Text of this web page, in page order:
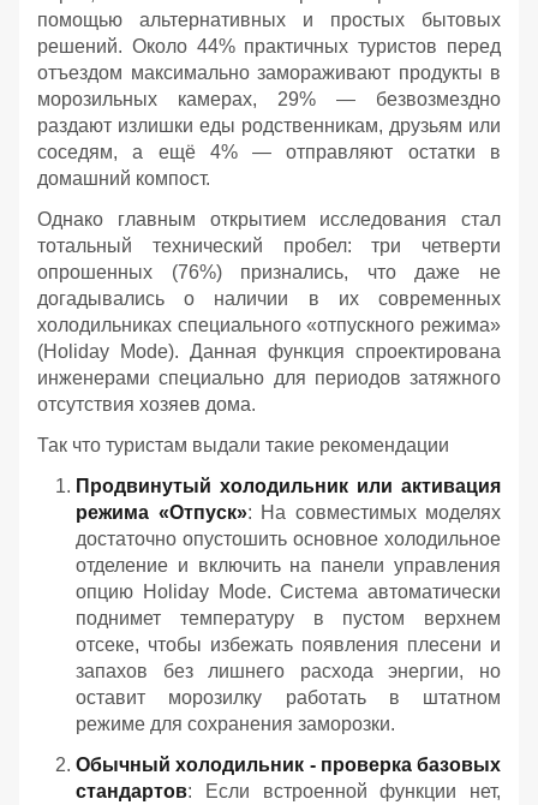
помощью альтернативных и простых бытовых
решений. Около 44% практичных туристов перед
отъездом максимально замораживают продукты в
морозильных камерах, 29% — безвозмездно
раздают излишки еды родственникам, друзьям или
соседям, а ещё 4% — отправляют остатки в
домашний компост.
Однако главным открытием исследования стал
тотальный технический пробел: три четверти
опрошенных (76%) признались, что даже не
догадывались о наличии в их современных
холодильниках специального «отпускного режима»
(Holiday Mode). Данная функция спроектирована
инженерами специально для периодов затяжного
отсутствия хозяев дома.
Так что туристам выдали такие рекомендации
Продвинутый холодильник или активация
режима «Отпуск»: На совместимых моделях
достаточно опустошить основное холодильное
отделение и включить на панели управления
опцию Holiday Mode. Система автоматически
поднимет температуру в пустом верхнем
отсеке, чтобы избежать появления плесени и
запахов без лишнего расхода энергии, но
оставит морозилку работать в штатном
режиме для сохранения заморозки.
Обычный холодильник - проверка базовых
стандартов: Если встроенной функции нет,